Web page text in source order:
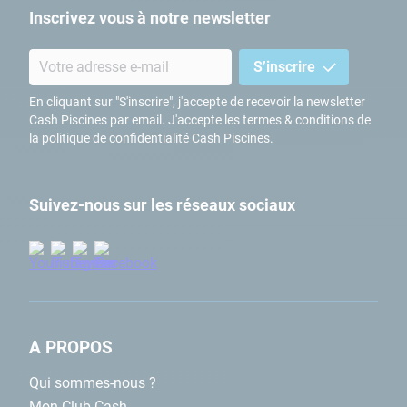
Inscrivez vous à notre newsletter
S’inscrire
En cliquant sur "S'inscrire", j'accepte de recevoir la newsletter
Cash Piscines par email. J'accepte les termes & conditions de
la politique de confidentialité Cash Piscines.
Suivez-nous sur les réseaux sociaux
A PROPOS
Qui sommes-nous ?